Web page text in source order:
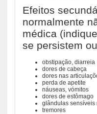
Efeitos
normalmente
médica
se persistem
obstipação, diarreia
dores de cabeça
dores nas
perda de apetite
náuseas, vómitos
dores de estômago
glândulas sensíveis
tremores